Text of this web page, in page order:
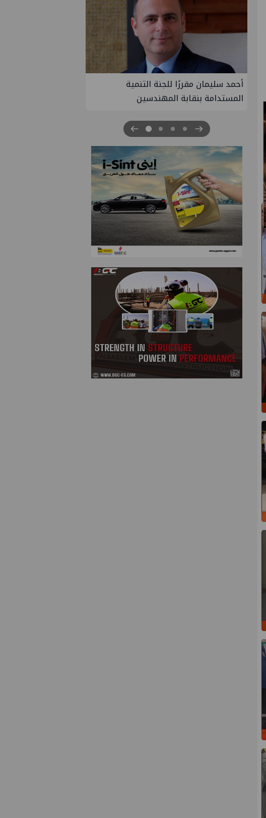
PMS تنهي أعمال إنزال الخطوط البحرية
الثلاث بمشروع المرحلة الرابعة لتنمية حقل
سيناء للبترول